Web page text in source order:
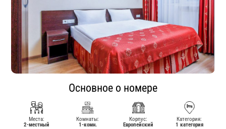
Основное о номере
Места:
2-местный
Комнаты:
1-комн.
Корпус:
Европейский
Категория:
1 категория